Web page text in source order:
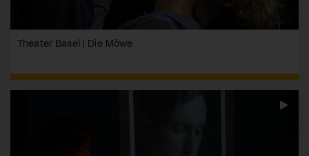
Theater Basel | Die Möwe